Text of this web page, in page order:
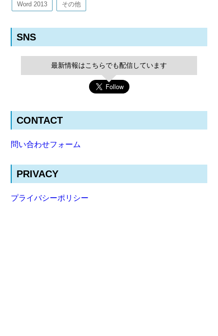
Word 2013 その他
SNS
最新情報はこちらでも配信しています
CONTACT
問い合わせフォーム
PRIVACY
プライバシーポリシー